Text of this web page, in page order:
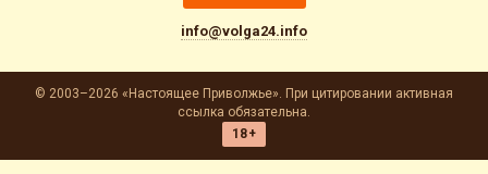
info@volga24.info
© 2003–2026 «Настоящее Приволжье». При цитировании активная
ссылка обязательна.
18+